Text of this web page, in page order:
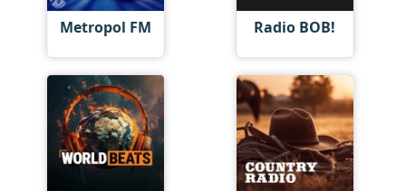
Metropol FM Radio BOB!